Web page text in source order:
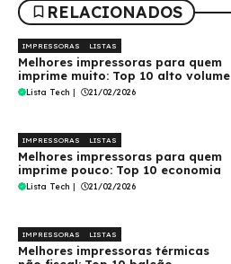
RELACIONADOS
IMPRESSORAS LISTAS
Melhores impressoras para quem
imprime muito: Top 10 alto volume
Lista Tech | 21/02/2026
IMPRESSORAS LISTAS
Melhores impressoras para quem
imprime pouco: Top 10 economia
Lista Tech | 21/02/2026
IMPRESSORAS LISTAS
Melhores impressoras térmicas